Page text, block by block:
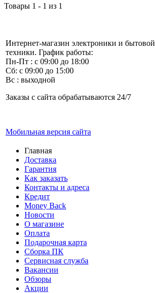
Товары 1 - 1 из 1
Интернет-магазин электроники и бытовой
техники. График работы:
Пн-Пт : с 09:00 до 18:00
Сб: с 09:00 до 15:00
Вс : выходной
Заказы с сайта обрабатываются 24/7
Мобильная версия сайта
Главная
Доставка
Гарантия
Как заказать
Контакты и адреса
Кредит
Money Back
Новости
О магазине
Оплата
Подарочная карта
Сборка ПК
Сервисная служба
Вакансии
Обзоры
Акции